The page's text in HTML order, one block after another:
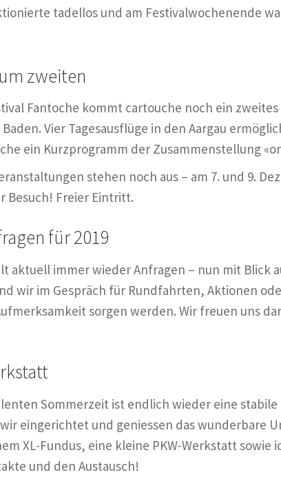
tadellos und am Festivalwochenende
zweiten
Fantoche kommt cartouche noch ein
Vier Tagesausflüge in den Aargau
ein Kurzprogramm der Zusammenstellung
stehen noch aus – am 7. und 9.
Besuch! Freier Eintritt.
für 2019
aktuell immer wieder Anfragen – nun mit Blick
wir im Gespräch für Rundfahrten, Aktionen
sorgen werden. Wir freuen uns
Sommerzeit ist endlich wieder eine
eingerichtet und geniessen das wunderbare
XL-Fundus, eine kleine PKW-Werkstatt
und den Austausch!